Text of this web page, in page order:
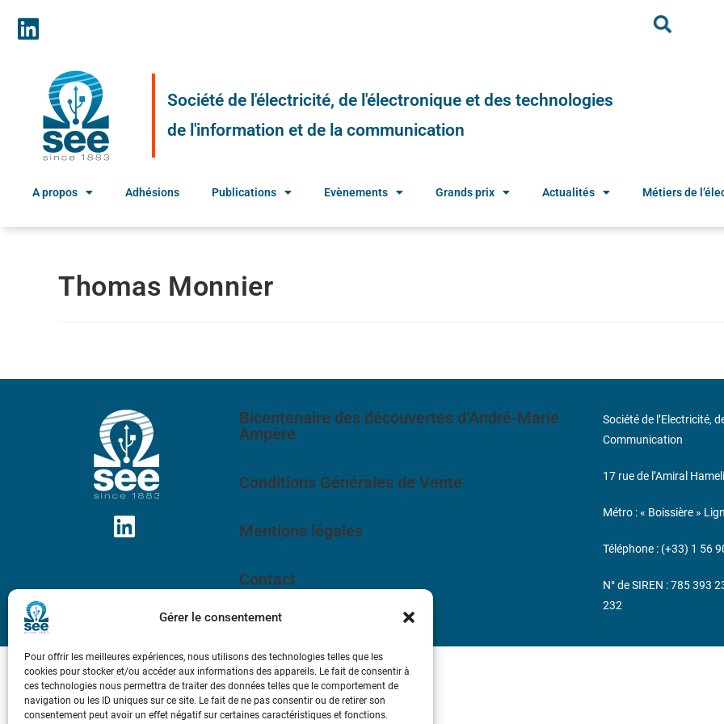
Gérer le consentement
Pour offrir les meilleures expériences, nous utilisons des technologies telles que les
cookies pour stocker et/ou accéder aux informations des appareils. Le fait de consentir à
ces technologies nous permettra de traiter des données telles que le comportement de
navigation ou les ID uniques sur ce site. Le fait de ne pas consentir ou de retirer son
consentement peut avoir un effet négatif sur certaines caractéristiques et fonctions.
Société de l'électricité, de l'électronique et des technologies
de l'information et de la communication
A propos Adhésions Publications Evènements Grands prix Actualités Métiers de
Thomas Monnier
Bicentenaire des découvertes d’André-Marie
Ampère
Conditions Générales de Vente
Mentions légales
Contact
Société de l’Electricité,
Communication
17 rue de l’Amiral
Métro : « Boissière »
Téléphone : (+33) 1 56
N° de SIREN : 785 393
232